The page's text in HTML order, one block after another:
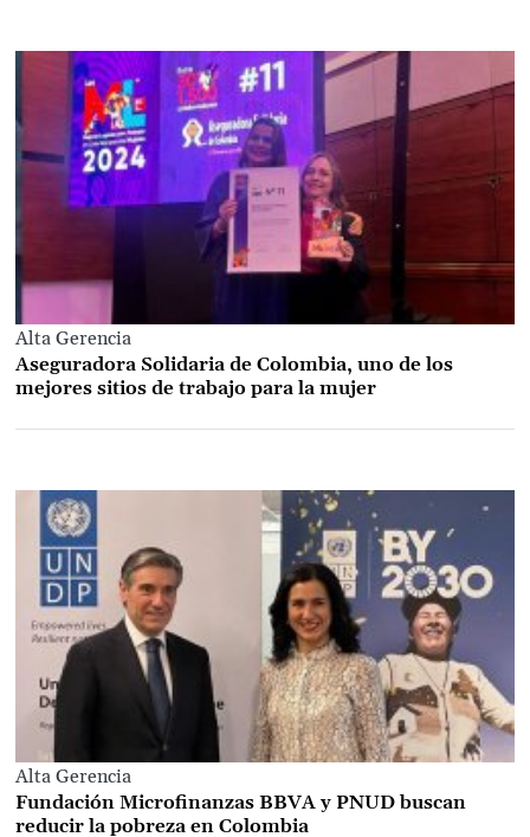
Alta Gerencia
Aseguradora Solidaria de Colombia, uno de los
mejores sitios de trabajo para la mujer
Alta Gerencia
Fundación Microfinanzas BBVA y PNUD buscan
reducir la pobreza en Colombia